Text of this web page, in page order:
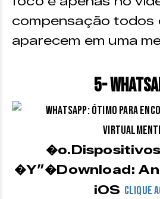
compensação todos
aparecem em uma
5-
�Y”�Download:
iOS CLIQUE